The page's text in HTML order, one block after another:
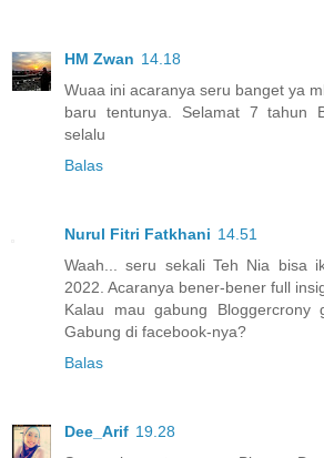
HM Zwan 14.18
Wuaa ini acaranya seru banget ya
baru tentunya. Selamat 7 tahun
selalu
Balas
Nurul Fitri Fatkhani 14.51
Waah... seru sekali Teh Nia bisa
2022. Acaranya bener-bener full
Kalau mau gabung Bloggercrony
Gabung di facebook-nya?
Balas
Dee_Arif 19.28